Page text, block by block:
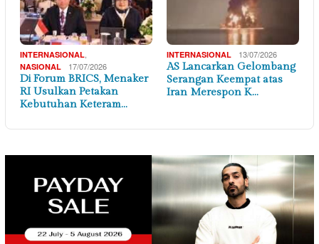
INTERNASIONAL,
NASIONAL 17/07/2026
Di Forum BRICS, Menaker
RI Usulkan Petakan
Kebutuhan Keteram…
INTERNASIONAL 13/07/2026
AS Lancarkan Gelombang
Serangan Keempat atas
Iran Merespon K…